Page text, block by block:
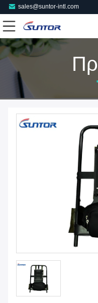
sales@suntor-intl.com